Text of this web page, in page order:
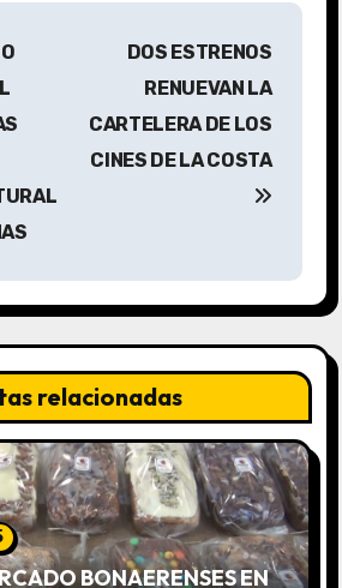
DOS ESTRENOS
RENUEVAN LA
CARTELERA DE LOS
CINES DE LA COSTA
relacionadas
BONAERENSES EN